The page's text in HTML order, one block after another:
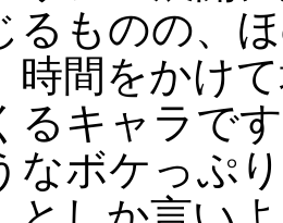
るものの、
時間をかけ
るキャラで
なボケっぷ